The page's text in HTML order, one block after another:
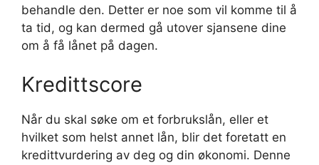
behandle den. Detter er noe som vil komme til å
ta tid, og kan dermed gå utover sjansene dine
om å få lånet på dagen.
Kredittscore
Når du skal søke om et forbrukslån, eller et
hvilket som helst annet lån, blir det foretatt en
kredittvurdering av deg og din økonomi. Denne